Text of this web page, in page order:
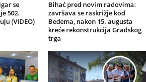
se
502.
(VIDEO)
Bihać pred novim radovima:
završava se raskrižje kod
Bedema, nakon 15. augusta
kreće rekonstrukcija Gradskog
trga